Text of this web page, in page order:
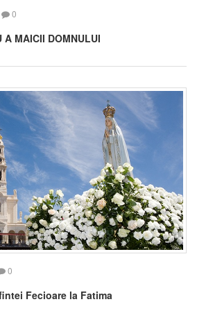
0
A MAICII DOMNULUI
0
Fecioare la Fatima